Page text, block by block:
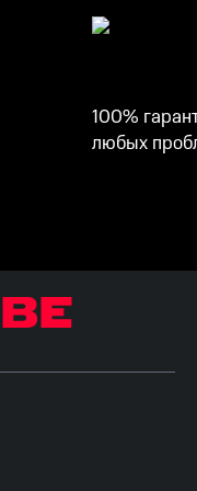
100%
любых